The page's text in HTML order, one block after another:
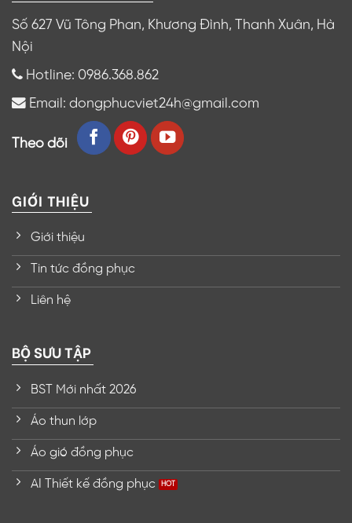
Số 627 Vũ Tông Phan, Khương Đình, Thanh Xuân, Hà
Nội
Hotline: 0986.368.862
Email: dongphucviet24h@gmail.com
Theo dõi
GIỚI THIỆU
Giới thiệu
Tin tức đồng phục
Liên hệ
BỘ SƯU TẬP
BST Mới nhất 2026
Áo thun lớp
Áo gió đồng phục
AI Thiết kế đồng phục